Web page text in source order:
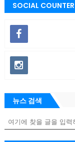
SOCIAL COUNTER
뉴스 검색